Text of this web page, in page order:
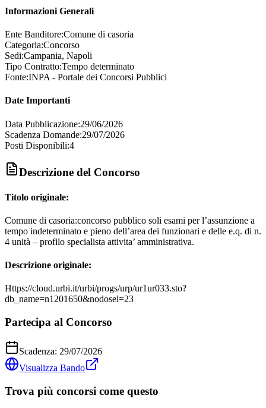
Informazioni Generali
Ente Banditore:Comune di casoria
Categoria:Concorso
Sedi:Campania, Napoli
Tipo Contratto:Tempo determinato
Fonte:INPA - Portale dei Concorsi Pubblici
Date Importanti
Data Pubblicazione:29/06/2026
Scadenza Domande:29/07/2026
Posti Disponibili:4
Descrizione del Concorso
Titolo originale:
Comune di casoria:concorso pubblico soli esami per l’assunzione a
tempo indeterminato e pieno dell’area dei funzionari e delle e.q. di n.
4 unità – profilo specialista attivita’ amministrativa.
Descrizione originale:
Https://cloud.urbi.it/urbi/progs/urp/ur1ur033.sto?
db_name=n1201650&nodosel=23
Partecipa al Concorso
Scadenza: 29/07/2026
Visualizza Bando
Trova più concorsi come questo